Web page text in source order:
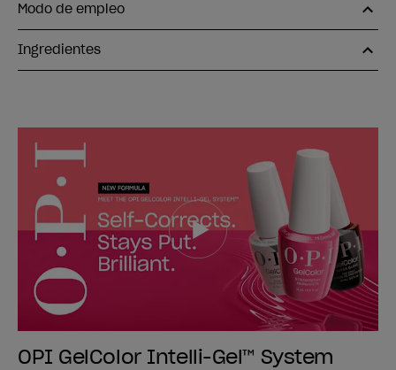
Modo de empleo
Ingredientes
OPI GelColor Intelli-Gel™ System